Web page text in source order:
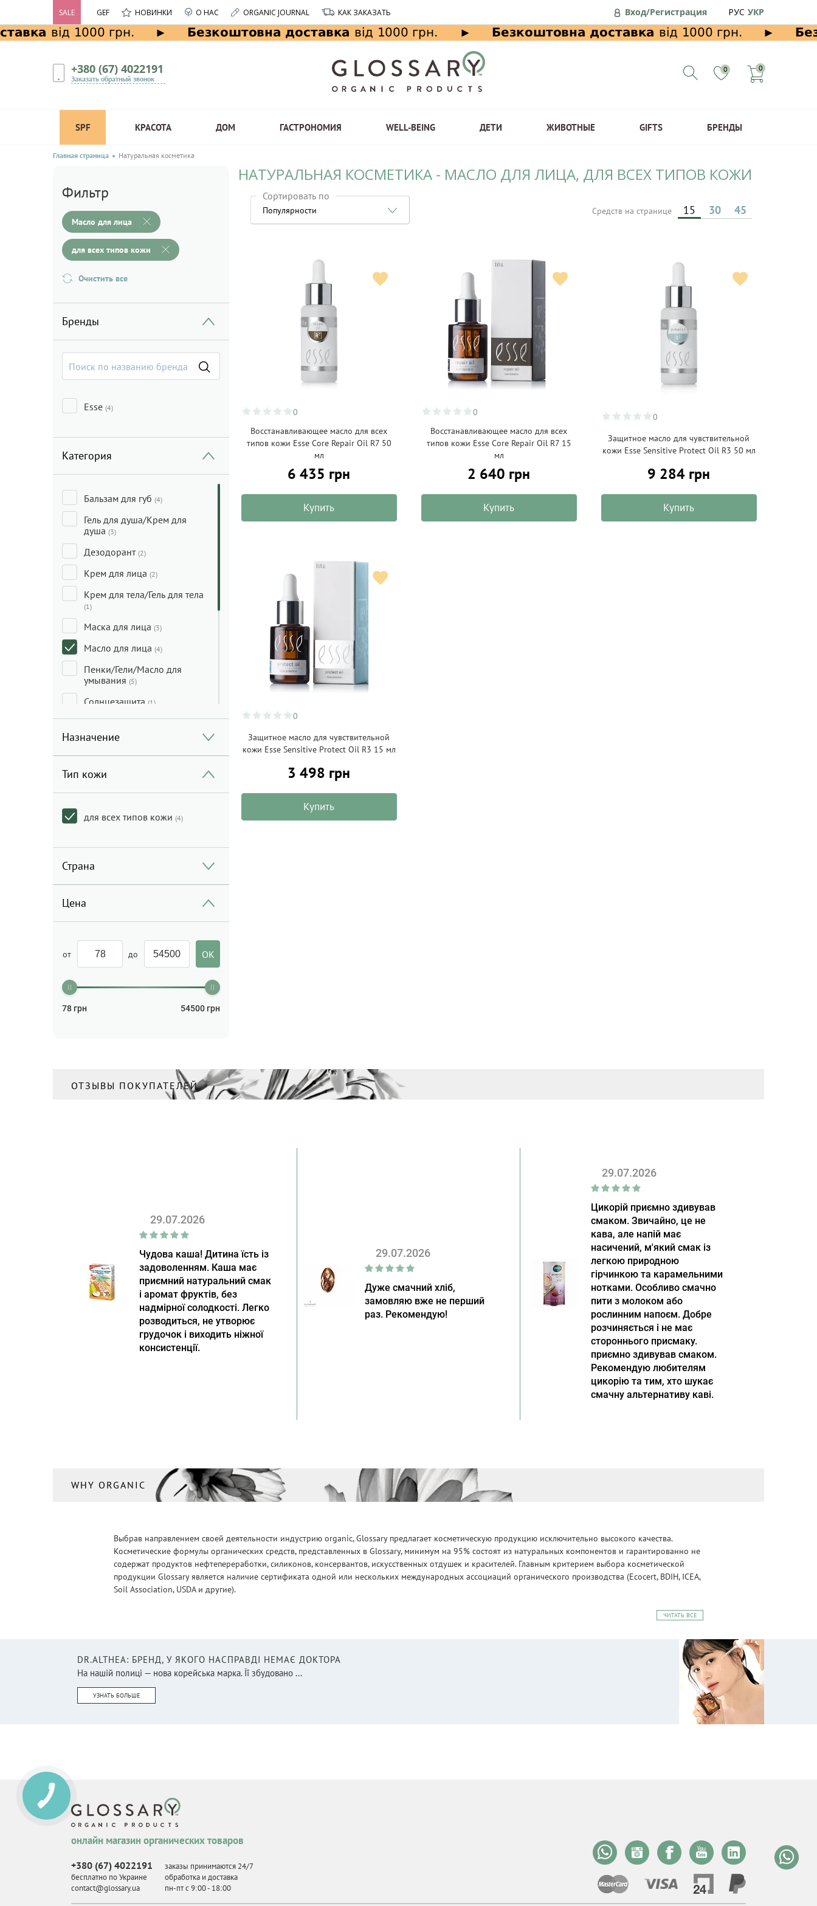
SALE GEF НОВИНКИ О НАС ORGANIC JOURNAL КАК ЗАКАЗАТЬ Вход/Регистрация РУС УКР
+380 (67) 4022191
Заказать обратный звонок
0 0
SPF КРАСОТА ДОМ ГАСТРОНОМИЯ WELL-BEING ДЕТИ ЖИВОТНЫЕ GIFTS БРЕНДЫ
Главная страница Натуральная косметика
Фильтр
Масло для лица
для всех типов кожи
Очистить все
Бренды
Esse (4)
Категория
Бальзам для губ (4)
Гель для душа/Крем для
душа (3)
Дезодорант (2)
Крем для лица (2)
Крем для тела/Гель для тела
(1)
Маска для лица (3)
Масло для лица (4)
Пенки/Гели/Масло для
умывания (5)
Солнцезащита (1)
Сыворотка для лица
Тональные средства/
Консилеры/Праймеры(1)
Уход за кожей вокруг глаз
Хайлайтер, румяна
Назначение
Тип кожи
для всех типов кожи (4)
Страна
Цена
от до
78 грн 54500 грн
НАТУРАЛЬНАЯ КОСМЕТИКА - МАСЛО ДЛЯ ЛИЦА, ДЛЯ ВСЕХ ТИПОВ КОЖИ
Сортировать по
Популярности Средств на странице 15 30 45
0
Восстанавливающее масло для всех
типов кожи Esse Core Repair Oil R7 50
мл
6 435 грн
Купить
0
Восстанавливающее масло для всех
типов кожи Esse Core Repair Oil R7 15
мл
2 640 грн
Купить
0
Защитное масло для чувствительной
кожи Esse Sensitive Protect Oil R3 50 мл
9 284 грн
Купить
0
Защитное масло для чувствительной
кожи Esse Sensitive Protect Oil R3 15 мл
3 498 грн
Купить
ОТЗЫВЫ ПОКУПАТЕЛЕЙ
29.07.2026
Чудова каша! Дитина їсть із
задоволенням. Каша має
приємний натуральний смак
і аромат фруктів, без
надмірної солодкості. Легко
розводиться, не утворює
грудочок і виходить ніжної
консистенції.
29.07.2026
Дуже смачний хліб,
замовляю вже не перший
раз. Рекомендую!
29.07.2026
Цикорій приємно здивував
смаком. Звичайно, це не
кава, але напій має
насичений, м'який смак із
легкою природною
гірчинкою та карамельними
нотками. Особливо смачно
пити з молоком або
рослинним напоєм. Добре
розчиняється і не має
стороннього присмаку.
приємно здивував смаком.
Рекомендую любителям
цикорію та тим, хто шукає
смачну альтернативу каві.
WHY ORGANIC
Выбрав направлением своей деятельности индустрию organic, Glossary предлагает косметическую продукцию исключительно высокого качества.
Косметические формулы органических средств, представленных в Glossary, минимум на 95% состоят из натуральных компонентов и гарантированно не
содержат продуктов нефтепереработки, силиконов, консервантов, искусственных отдушек и красителей. Главным критерием выбора косметической
продукции Glossary является наличие сертификата одной или нескольких международных ассоциаций органического производства (Ecocert, BDIH, ICEA,
Soil Association, USDA и другие).
ЧИТАТЬ ВСЕ
DR.ALTHEA: БРЕНД, У ЯКОГО НАСПРАВДІ НЕМАЄ ДОКТОРА
На нашій полиці — нова корейська марка. Її збудовано ...
УЗНАТЬ БОЛЬШЕ
онлайн магазин органических товаров
+380 (67) 4022191
бесплатно по Украине
contact@glossary.ua
заказы принимаются 24/7
обработка и доставка
пн-пт с 9:00 - 18:00